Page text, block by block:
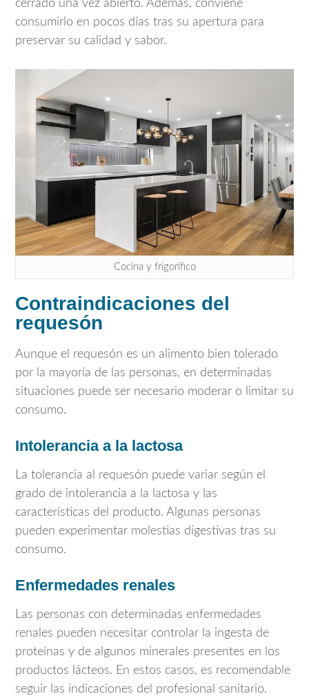
cerrado una vez abierto. Además, conviene
consumirlo en pocos días tras su apertura para
preservar su calidad y sabor.
Cocina y frigorifico
Contraindicaciones del
requesón
Aunque el requesón es un alimento bien tolerado
por la mayoría de las personas, en determinadas
situaciones puede ser necesario moderar o limitar su
consumo.
Intolerancia a la lactosa
La tolerancia al requesón puede variar según el
grado de intolerancia a la lactosa y las
características del producto. Algunas personas
pueden experimentar molestias digestivas tras su
consumo.
Enfermedades renales
Las personas con determinadas enfermedades
renales pueden necesitar controlar la ingesta de
proteínas y de algunos minerales presentes en los
productos lácteos. En estos casos, es recomendable
seguir las indicaciones del profesional sanitario.